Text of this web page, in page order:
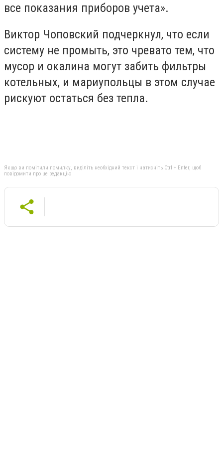
все показания приборов учета».
Виктор Чоповский подчеркнул, что если
систему не промыть, это чревато тем, что
мусор и окалина могут забить фильтры
котельных, и мариупольцы в этом случае
рискуют остаться без тепла.
Якщо ви помітили помилку, виділіть необхідний текст і натисніть Ctrl + Enter, щоб
повідомити про це редакцію